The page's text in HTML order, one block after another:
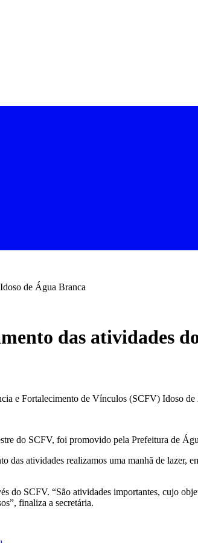
de Água Branca
das atividades
e Fortalecimento de Vínculos (SCFV) Idoso
do SCFV, foi promovido pela Prefeitura de
das atividades realizamos uma manhã de
do SCFV. “São atividades importantes, cujo
finaliza a secretária.